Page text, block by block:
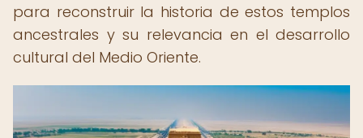
para reconstruir la historia de estos templos
ancestrales y su relevancia en el desarrollo
cultural del Medio Oriente.